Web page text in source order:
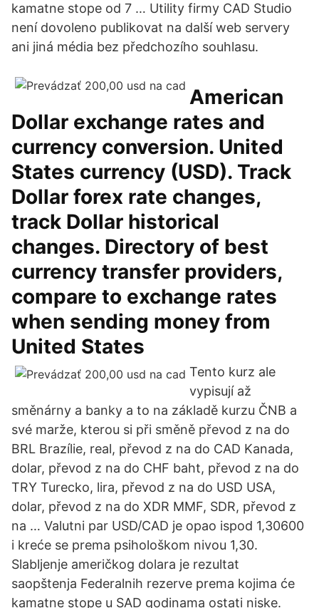
kamatne stope od 7 … Utility firmy CAD Studio
není dovoleno publikovat na další web servery
ani jiná média bez předchozího souhlasu.
American
Dollar exchange rates and
currency conversion. United
States currency (USD). Track
Dollar forex rate changes,
track Dollar historical
changes. Directory of best
currency transfer providers,
compare to exchange rates
when sending money from
United States
Tento kurz ale
vypisují až
směnárny a banky a to na základě kurzu ČNB a
své marže, kterou si při směně převod z na do
BRL Brazílie, real, převod z na do CAD Kanada,
dolar, převod z na do CHF baht, převod z na do
TRY Turecko, lira, převod z na do USD USA,
dolar, převod z na do XDR MMF, SDR, převod z
na … Valutni par USD/CAD je opao ispod 1,30600
i kreće se prema psihološkom nivou 1,30.
Slabljenje američkog dolara je rezultat
saopštenja Federalnih rezerve prema kojima će
kamatne stope u SAD godinama ostati niske.